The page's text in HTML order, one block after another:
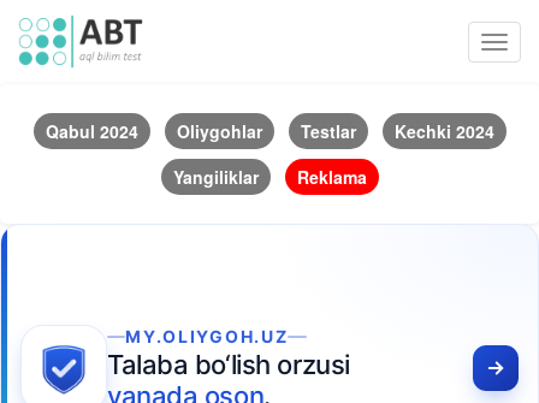
Qabul 2024 Oliygohlar Testlar
Kechki 2024
Yangiliklar
Reklama
MY.OLIYGOH.UZ
Talaba bo‘lish orzusi
yanada oson.